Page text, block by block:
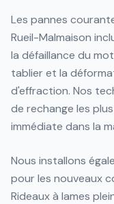
Les pannes
Rueil-Malmaison
la défaillance du
tablier et la
d'effraction. Nos
de rechange les
immédiate dans la
Nous installons
pour les nouveaux
Rideaux à lames